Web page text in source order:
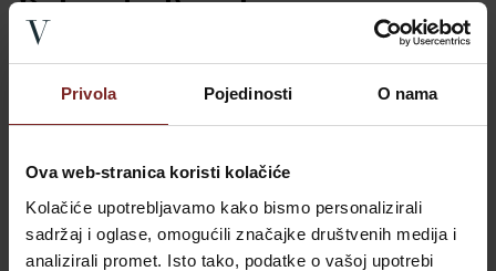
Privola Pojedinosti O nama
Ova web-stranica koristi kolačiće
Kolačiće upotrebljavamo kako bismo personalizirali
sadržaj i oglase, omogućili značajke društvenih medija i
analizirali promet. Isto tako, podatke o vašoj upotrebi
Polnesia Beach